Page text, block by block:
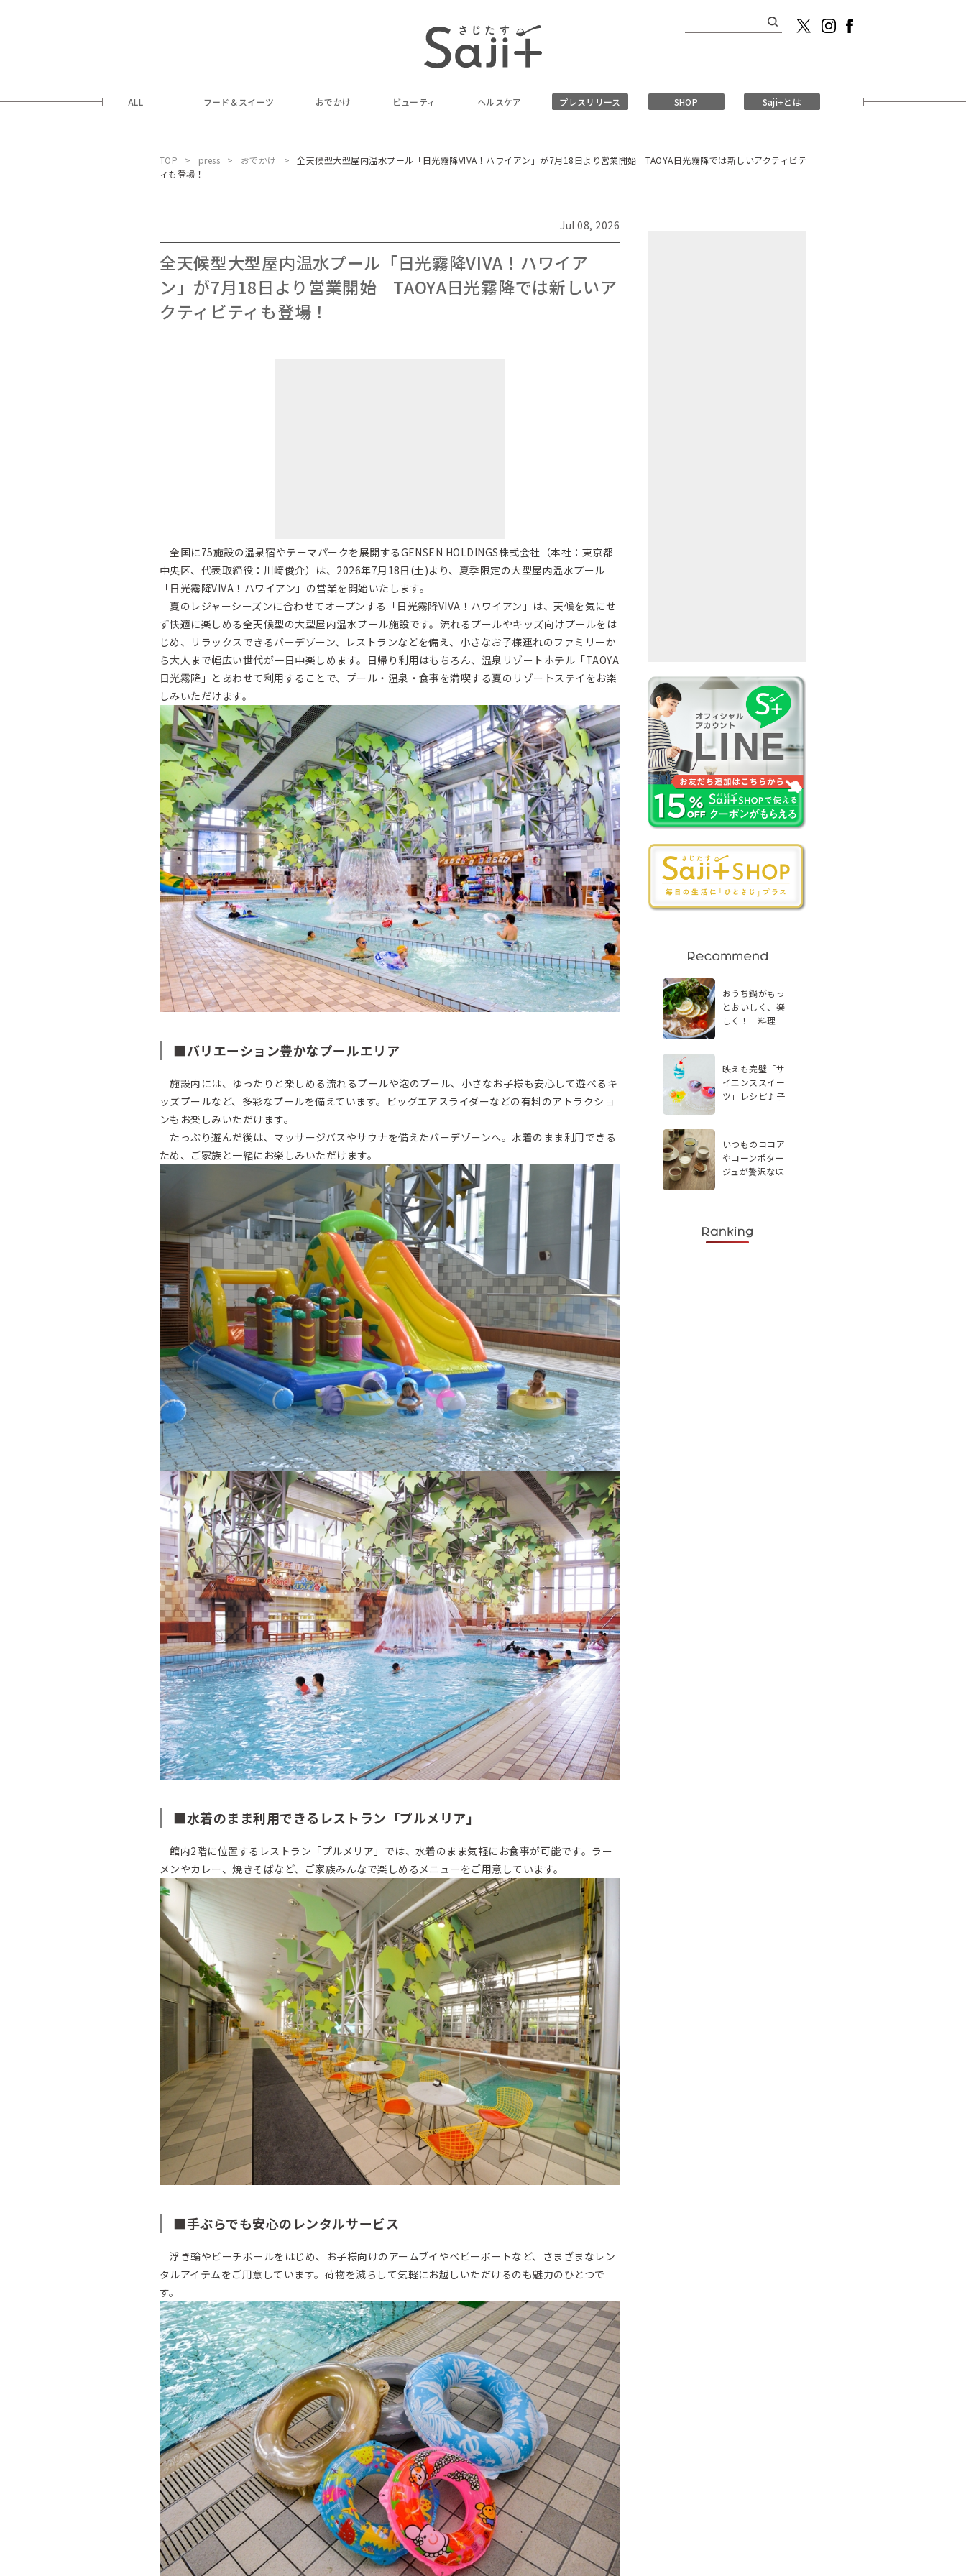
ALL フード＆スイーツ おでかけ ビューティ ヘルスケア プレスリリース SHOP Saji+とは
TOP press おでかけ
全天候型大型屋内温水プール「日光霧降VIVA！ハワイアン」が7月18日より営業開始 TAOYA日光霧降では新しいアクティビテ
ィも登場！
Jul 08, 2026
全天候型大型屋内温水プール「日光霧降VIVA！ハワイア
ン」が7月18日より営業開始 TAOYA日光霧降では新しいア
クティビティも登場！
全国に75施設の温泉宿やテーマパークを展開するGENSEN HOLDINGS株式会社（本社：東京都
中央区、代表取締役：川﨑俊介）は、2026年7月18日(土)より、夏季限定の大型屋内温水プール
「日光霧降VIVA！ハワイアン」の営業を開始いたします。
夏のレジャーシーズンに合わせてオープンする「日光霧降VIVA！ハワイアン」は、天候を気にせ
ず快適に楽しめる全天候型の大型屋内温水プール施設です。流れるプールやキッズ向けプールをは
じめ、リラックスできるバーデゾーン、レストランなどを備え、小さなお子様連れのファミリーか
ら大人まで幅広い世代が一日中楽しめます。日帰り利用はもちろん、温泉リゾートホテル「TAOYA
日光霧降」とあわせて利用することで、プール・温泉・食事を満喫する夏のリゾートステイをお楽
しみいただけます。
■バリエーション豊かなプールエリア
施設内には、ゆったりと楽しめる流れるプールや泡のプール、小さなお子様も安心して遊べるキ
ッズプールなど、多彩なプールを備えています。ビッグエアスライダーなどの有料のアトラクショ
ンもお楽しみいただけます。
たっぷり遊んだ後は、マッサージバスやサウナを備えたバーデゾーンへ。水着のまま利用できる
ため、ご家族と一緒にお楽しみいただけます。
■水着のまま利用できるレストラン「プルメリア」
館内2階に位置するレストラン「プルメリア」では、水着のまま気軽にお食事が可能です。ラー
メンやカレー、焼きそばなど、ご家族みんなで楽しめるメニューをご用意しています。
■手ぶらでも安心のレンタルサービス
浮き輪やビーチボールをはじめ、お子様向けのアームブイやベビーボートなど、さまざまなレン
タルアイテムをご用意しています。荷物を減らして気軽にお越しいただけるのも魅力のひとつで
す。
おうち鍋がもっ
とおいしく、楽
しく！ 料理
映えも完璧「サ
イエンススイー
ツ」レシピ♪子
いつものココア
やコーンポター
ジュが贅沢な味